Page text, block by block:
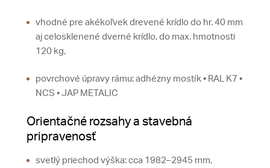
vhodné pre akékoľvek drevené krídlo do hr. 40 mm
aj celosklenené dverné krídlo, do max. hmotnosti
120 kg,
povrchové úpravy rámu: adhézny mostík • RAL K7 •
NCS • JAP METALIC
Orientačné rozsahy a stavebná
pripravenosť
svetlý priechod výška: cca 1982–2945 mm,